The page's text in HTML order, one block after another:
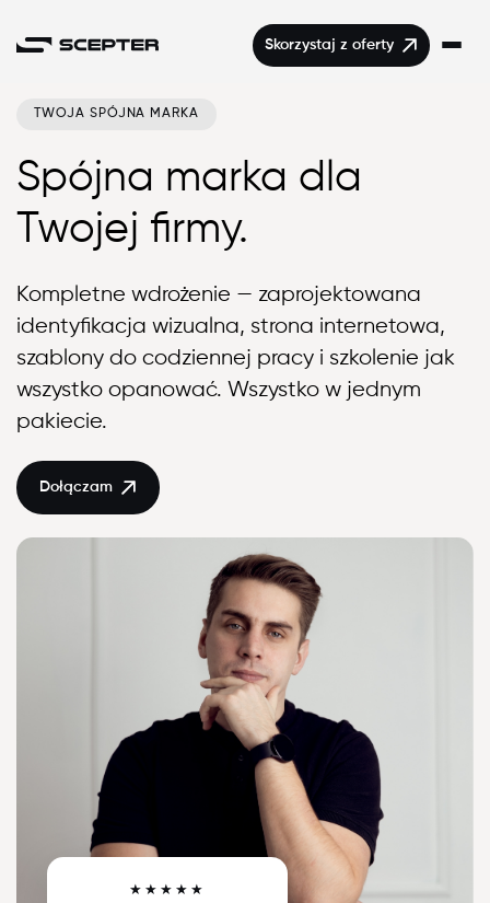
Skorzystaj z oferty
Program
Opinie
FAQ
TWOJA SPÓJNA MARKA
Spójna marka dla
Twojej firmy.
Kompletne wdrożenie — zaprojektowana
identyfikacja wizualna, strona internetowa,
szablony do codziennej pracy i szkolenie jak
wszystko opanować. Wszystko w jednym
pakiecie.
Dołączam
★★★★★